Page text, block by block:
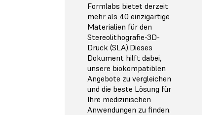
Formlabs bietet derzeit
mehr als 40 einzigartige
Materialien für den
Stereolithografie-3D-
Druck (SLA).Dieses
Dokument hilft dabei,
unsere biokompatiblen
Angebote zu vergleichen
und die beste Lösung für
Ihre medizinischen
Anwendungen zu finden.